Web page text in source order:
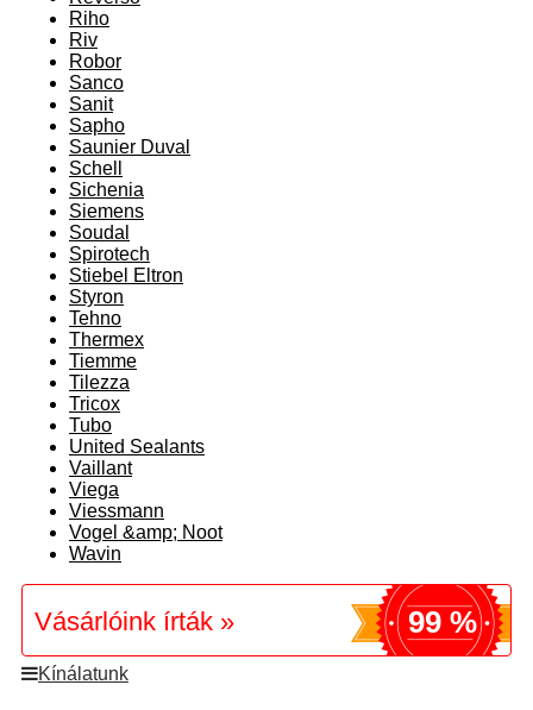
Riho
Riv
Robor
Sanco
Sanit
Sapho
Saunier Duval
Schell
Sichenia
Siemens
Soudal
Spirotech
Stiebel Eltron
Styron
Tehno
Thermex
Tiemme
Tilezza
Tricox
Tubo
United Sealants
Vaillant
Viega
Viessmann
Vogel &amp; Noot
Wavin
Vásárlóink írták » 99 %
Kínálatunk